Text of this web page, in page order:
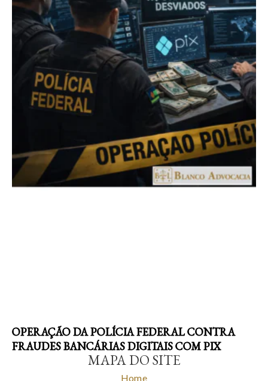
OPERAÇÃO DA POLÍCIA FEDERAL CONTRA
FRAUDES BANCÁRIAS DIGITAIS COM PIX
MAPA DO SITE
Home